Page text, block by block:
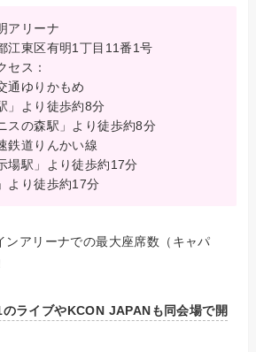
アリーナ
江東区有明1丁目11番1号
セス：
通ゆりかもめ
」より徒歩約8分
スの森駅」より徒歩約8分
鉄道りんかい線
場駅」より徒歩約17分
より徒歩約17分
ンアリーナでの最大座席数（キャパ
ライブやKCON JAPANも同会場で開